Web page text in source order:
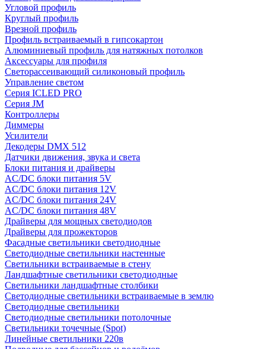
Угловой профиль
Круглый профиль
Врезной профиль
Профиль встраиваемый в гипсокартон
Алюминиевый профиль для натяжных потолков
Аксессуары для профиля
Светорассеивающий силиконовый профиль
Управление светом
Серия ICLED PRO
Серия JM
Контроллеры
Диммеры
Усилители
Декодеры DMX 512
Датчики движения, звука и света
Блоки питания и драйверы
AC/DC блоки питания 5V
AC/DC блоки питания 12V
AC/DC блоки питания 24V
AC/DC блоки питания 48V
Драйверы для мощных светодиодов
Драйверы для прожекторов
Фасадные светильники светодиодные
Светодиодные светильники настенные
Светильники встраиваемые в стену
Ландшафтные светильники светодиодные
Светильники ландшафтные столбики
Светодиодные светильники встраиваемые в землю
Светодиодные светильники
Светодиодные светильники потолочные
Светильники точечные (Spot)
Линейные светильники 220в